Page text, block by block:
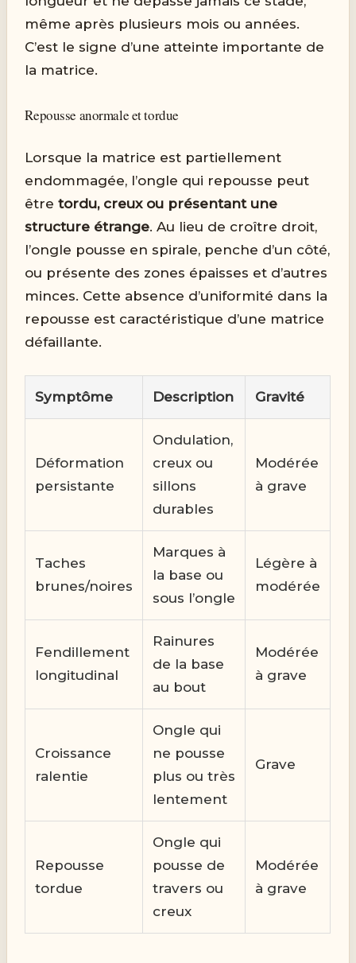
même après plusieurs mois ou années.
C’est le signe d’une atteinte importante de
la matrice.
Repousse anormale et tordue
Lorsque la matrice est partiellement
endommagée, l’ongle qui repousse peut
êtretordu, creux ou présentant une
structure étrange. Au lieu de croître droit,
l’ongle pousse en spirale, penche d’un côté,
ou présente des zones épaisses et d’autres
minces. Cette absence d’uniformité dans la
repousse est caractéristique d’une matrice
défaillante.
Symptôme Description Gravité
Déformation
persistante
Ondulation,
creux ou
sillons
durables
Modérée
à grave
Taches
brunes/noires
Marques à
la base ou
sous l’ongle
Légère à
modérée
Fendillement
longitudinal
Rainures
de la base
au bout
Modérée
à grave
Croissance
ralentie
Ongle qui
ne pousse
plus ou très
lentement
Grave
Repousse
tordue
Ongle qui
pousse de
travers ou
creux
Modérée
à grave